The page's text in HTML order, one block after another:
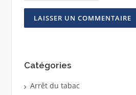
Catégories
Arrêt du tabac